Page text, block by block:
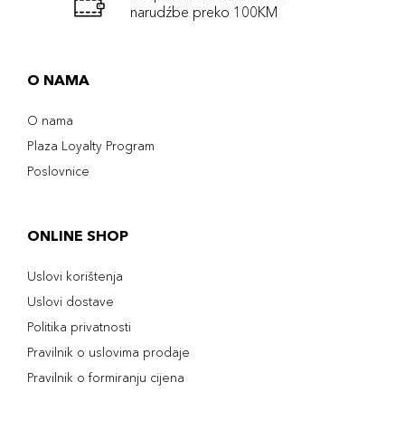
narudźbe preko 100KM
O NAMA
O nama
Plaza Loyalty Program
Poslovnice
ONLINE SHOP
Uslovi korištenja
Uslovi dostave
Politika privatnosti
Pravilnik o uslovima prodaje
Pravilnik o formiranju cijena